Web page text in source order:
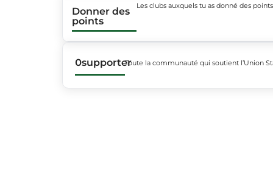
Donner des
points
Les clubs auxquels tu as donné des points
0supporterToute la communauté qui soutient l’Union